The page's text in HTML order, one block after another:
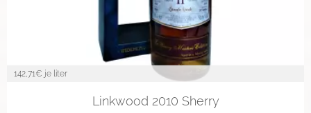
142,71€ je liter
Linkwood 2010 Sherry